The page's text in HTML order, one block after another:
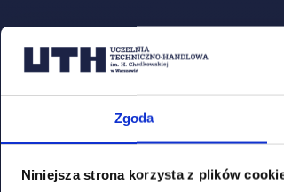
Zgoda
Niniejsza strona korzysta z plików